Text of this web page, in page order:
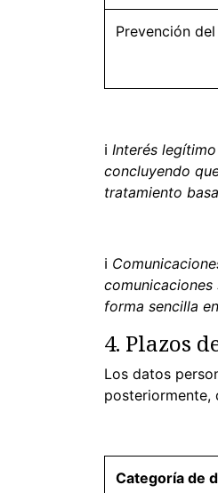
Prevención
ℹ Interés
concluyendo
tratamiento
ℹ
forma sencilla
4. Plazos
Los datos
posteriormente,
Categoría de